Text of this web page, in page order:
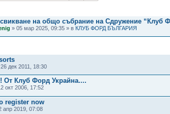
на общо събрание на Сдружение “Клуб
» 05 мар 2025, 09:35 » в КЛУБ ФОРД БЪЛГАРИЯ
дек 2011, 18:30
От Клуб Форд Украйна....
окт 2006, 17:52
register now
апр 2019, 07:08